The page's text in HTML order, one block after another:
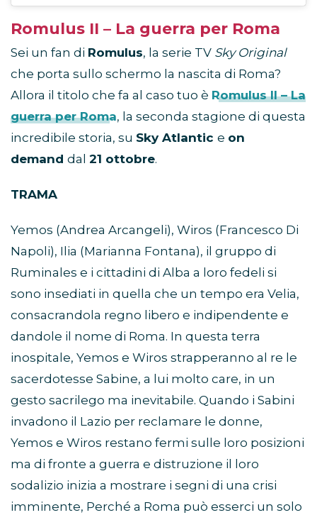
Romulus II – La guerra per Roma
Sei un fan di Romulus, la serie TV Sky Original
che porta sullo schermo la nascita di Roma?
Allora il titolo che fa al caso tuo è Romulus II – La
guerra per Roma, la seconda stagione di questa
incredibile storia, su Sky Atlantic e on
demand dal 21 ottobre.
TRAMA
Yemos (Andrea Arcangeli), Wiros (Francesco Di
Napoli), Ilia (Marianna Fontana), il gruppo di
Ruminales e i cittadini di Alba a loro fedeli si
sono insediati in quella che un tempo era Velia,
consacrandola regno libero e indipendente e
dandole il nome di Roma. In questa terra
inospitale, Yemos e Wiros strapperanno al re le
sacerdotesse Sabine, a lui molto care, in un
gesto sacrilego ma inevitabile. Quando i Sabini
invadono il Lazio per reclamare le donne,
Yemos e Wiros restano fermi sulle loro posizioni
ma di fronte a guerra e distruzione il loro
sodalizio inizia a mostrare i segni di una crisi
imminente, Perché a Roma può esserci un solo